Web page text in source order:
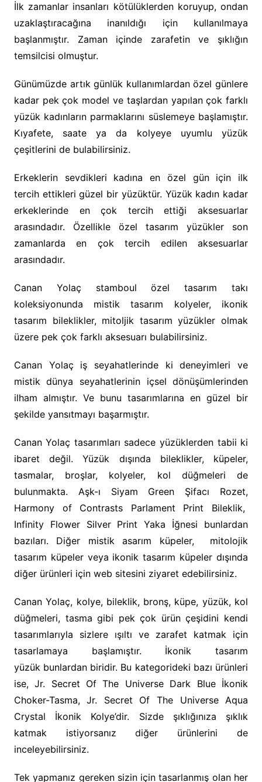
İlk zamanlar insanları kötülüklerden koruyup, ondan
uzaklaştıracağına inanıldığı için kullanılmaya
başlanmıştır. Zaman içinde zarafetin ve şıklığın
temsilcisi olmuştur.
Günümüzde artık günlük kullanımlardan özel günlere
kadar pek çok model ve taşlardan yapılan çok farklı
yüzük kadınların parmaklarını süslemeye başlamıştır.
Kıyafete, saate ya da kolyeye uyumlu yüzük
çeşitlerini de bulabilirsiniz.
Erkeklerin sevdikleri kadına en özel gün için ilk
tercih ettikleri güzel bir yüzüktür. Yüzük kadın kadar
erkeklerinde en çok tercih ettiği aksesuarlar
arasındadır. Özellikle özel tasarım yüzükler son
zamanlarda en çok tercih edilen aksesuarlar
arasındadır.
Canan Yolaç stamboul özel tasarım takı
koleksiyonunda mistik tasarım kolyeler, ikonik
tasarım bileklikler, mitoljik tasarım yüzükler olmak
üzere pek çok farklı aksesuarı bulabilirsiniz.
Canan Yolaç iş seyahatlerinde ki deneyimleri ve
mistik dünya seyahatlerinin içsel dönüşümlerinden
ilham almıştır. Ve bunu tasarımlarına en güzel bir
şekilde yansıtmayı başarmıştır.
Canan Yolaç tasarımları sadece yüzüklerden tabii ki
ibaret değil. Yüzük dışında bileklikler, küpeler,
tasmalar, broşlar, kolyeler, kol düğmeleri de
bulunmakta. Aşk-ı Siyam Green Şifacı Rozet,
Harmony of Contrasts Parlament Print Bileklik,
Infinity Flower Silver Print Yaka İğnesi bunlardan
bazıları. Diğer mistik asarım küpeler, mitolojik
tasarım küpeler veya ikonik tasarım küpeler dışında
diğer ürünleri için web sitesini ziyaret edebilirsiniz.
Canan Yolaç, kolye, bileklik, bronş, küpe, yüzük, kol
düğmeleri, tasma gibi pek çok ürün çeşidini kendi
tasarımlarıyla sizlere ışıltı ve zarafet katmak için
tasarlamaya başlamıştır. İkonik tasarım
yüzük bunlardan biridir. Bu kategorideki bazı ürünleri
ise, Jr. Secret Of The Universe Dark Blue İkonik
Choker-Tasma, Jr. Secret Of The Universe Aqua
Crystal İkonik Kolye’dir. Sizde şıklığınıza şıklık
katmak istiyorsanız diğer ürünlerini de
inceleyebilirsiniz.
Tek yapmanız gereken sizin için tasarlanmış olan her